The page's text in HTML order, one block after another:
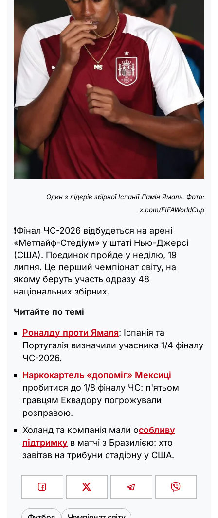
Один з лідерів збірної Іспанії Ламін Ямаль. Фото:
x.com/FIFAWorldCup
❗️Фінал ЧС-2026 відбудеться на арені
«Метлайф-Стедіум» у штаті Нью-Джерсі
(США). Поєдинок пройде у неділю, 19
липня. Це перший чемпіонат світу, на
якому беруть участь одразу 48
національних збірних.
Читайте по темі
Роналду проти Ямаля: Іспанія та
Португалія визначили учасника 1/4 фіналу
ЧС-2026.
Наркокартель «допоміг» Мексиці
пробитися до 1/8 фіналу ЧС: п'ятьом
гравцям Еквадору погрожували
розправою.
Холанд та компанія мали особливу
підтримку в матчі з Бразилією: хто
завітав на трибуни стадіону у США.